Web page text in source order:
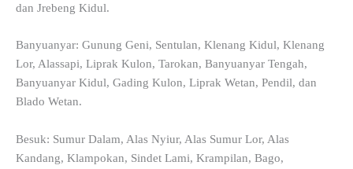
dan Jrebeng Kidul.
Banyuanyar: Gunung Geni, Sentulan, Klenang Kidul, Klenang
Lor, Alassapi, Liprak Kulon, Tarokan, Banyuanyar Tengah,
Banyuanyar Kidul, Gading Kulon, Liprak Wetan, Pendil, dan
Blado Wetan.
Besuk: Sumur Dalam, Alas Nyiur, Alas Sumur Lor, Alas
Kandang, Klampokan, Sindet Lami, Krampilan, Bago,